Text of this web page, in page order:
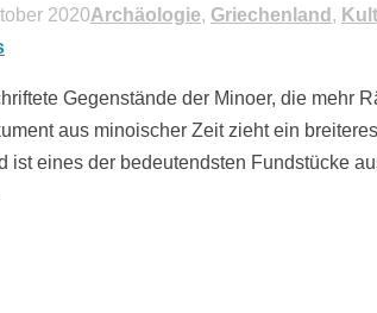
2020Archäologie, Griechenland ,
Gegenstände der Minoer, die mehr
aus minoischer Zeit zieht ein
ist eines der bedeutendsten Fundstücke